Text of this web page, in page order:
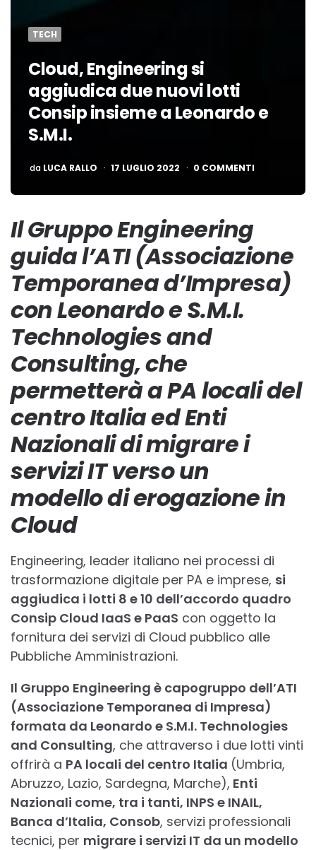
TECH
Cloud, Engineering si
aggiudica due nuovi lotti
Consip insieme a Leonardo e
S.M.I.
PUBBLICATO
da LUCA RALLO 17 LUGLIO 2022 0 COMMENTI
Il Gruppo Engineering
guida l’ATI (Associazione
Temporanea d’Impresa)
con Leonardo e S.M.I.
Technologies and
Consulting, che
permetterà a PA locali del
centro Italia ed Enti
Nazionali di migrare i
servizi IT verso un
modello di erogazione in
Cloud
Engineering, leader italiano nei processi di
trasformazione digitale per PA e imprese, si
aggiudica i lotti 8 e 10 dell’accordo quadro
Consip Cloud IaaS e PaaS con oggetto la
fornitura dei servizi di Cloud pubblico alle
Pubbliche Amministrazioni.
Il Gruppo Engineering è capogruppo dell’ATI
(Associazione Temporanea di Impresa)
formata da Leonardo e S.M.I. Technologies
and Consulting, che attraverso i due lotti vinti
offrirà a PA locali del centro Italia (Umbria,
Abruzzo, Lazio, Sardegna, Marche), Enti
Nazionali come, tra i tanti, INPS e INAIL,
Banca d’Italia, Consob, servizi professionali
tecnici, per migrare i servizi IT da un modello